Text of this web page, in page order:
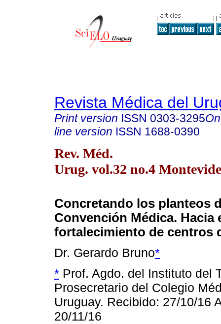
Revista Médica del
Print version ISSN 0303-3295
line version ISSN 1688-0390
Rev. Méd.
Urug. vol.32 no.4
Concretando los planteos
Convención Médica. Hacia
fortalecimiento de centros
Dr. Gerardo Bruno*
* Prof. Agdo. del Instituto del
Prosecretario del Colegio
Uruguay. Recibido: 27/10/16
20/11/16